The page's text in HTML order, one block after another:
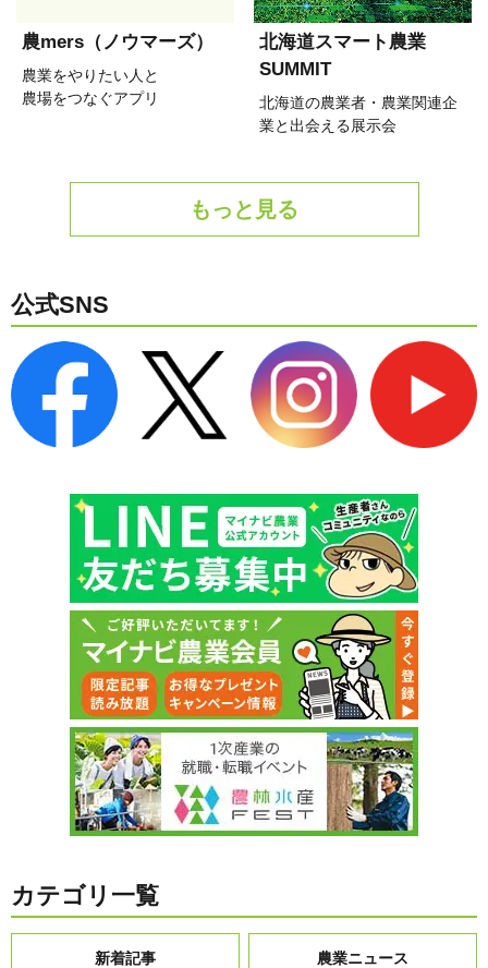
農mers（ノウマーズ）
農業をやりたい人と
農場をつなぐアプリ
北海道スマート農業
SUMMIT
北海道の農業者・農業関連企
業と出会える展示会
もっと見る
公式SNS
カテゴリ一覧
新着記事 農業ニュース